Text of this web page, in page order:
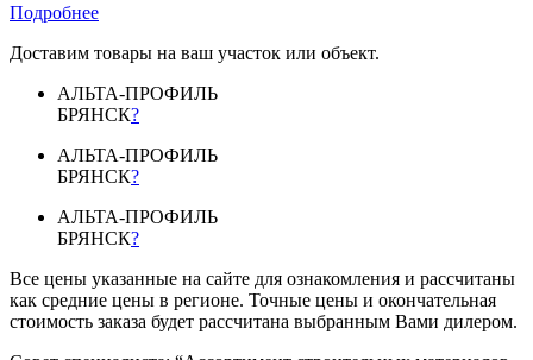
Подробнее
Доставим товары на ваш участок или объект.
АЛЬТА-ПРОФИЛЬ
БРЯНСК?
АЛЬТА-ПРОФИЛЬ
БРЯНСК?
АЛЬТА-ПРОФИЛЬ
БРЯНСК?
Все цены указанные на сайте для ознакомления и рассчитаны
как средние цены в регионе. Точные цены и окончательная
стоимость заказа будет рассчитана выбранным Вами дилером.